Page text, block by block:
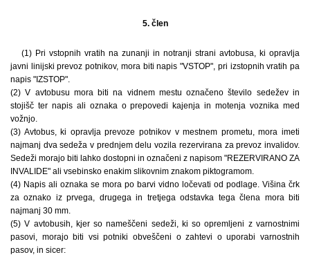
5. člen
(1) Pri vstopnih vratih na zunanji in notranji strani avtobusa, ki opravlja
javni linijski prevoz potnikov, mora biti napis "VSTOP", pri izstopnih vratih pa
napis "IZSTOP".
(2) V avtobusu mora biti na vidnem mestu označeno število sedežev in
stojišč ter napis ali oznaka o prepovedi kajenja in motenja voznika med
vožnjo.
(3) Avtobus, ki opravlja prevoze potnikov v mestnem prometu, mora imeti
najmanj dva sedeža v prednjem delu vozila rezervirana za prevoz invalidov.
Sedeži morajo biti lahko dostopni in označeni z napisom "REZERVIRANO ZA
INVALIDE" ali vsebinsko enakim slikovnim znakom piktogramom.
(4) Napis ali oznaka se mora po barvi vidno ločevati od podlage. Višina črk
za oznako iz prvega, drugega in tretjega odstavka tega člena mora biti
najmanj 30 mm.
(5) V avtobusih, kjer so nameščeni sedeži, ki so opremljeni z varnostnimi
pasovi, morajo biti vsi potniki obveščeni o zahtevi o uporabi varnostnih
pasov, in sicer: